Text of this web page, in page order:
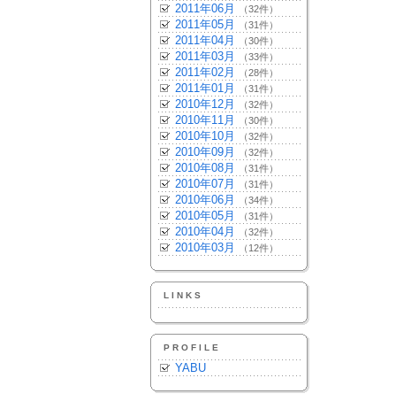
2011年06月 （32件）
2011年05月 （31件）
2011年04月 （30件）
2011年03月 （33件）
2011年02月 （28件）
2011年01月 （31件）
2010年12月 （32件）
2010年11月 （30件）
2010年10月 （32件）
2010年09月 （32件）
2010年08月 （31件）
2010年07月 （31件）
2010年06月 （34件）
2010年05月 （31件）
2010年04月 （32件）
2010年03月 （12件）
LINKS
PROFILE
YABU